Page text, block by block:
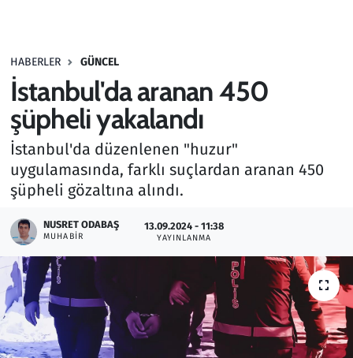
HABERLER GÜNCEL
İstanbul'da aranan 450
şüpheli yakalandı
İstanbul'da düzenlenen "huzur"
uygulamasında, farklı suçlardan aranan 450
şüpheli gözaltına alındı.
NUSRET ODABAŞ
MUHABIR
13.09.2024 - 11:38
YAYINLANMA
Haber
Kültür Sanat
Kurumsal Haberler
Lezzet Durağı
Memur ve Kamu
Otomobil
Oyun
Ramazan